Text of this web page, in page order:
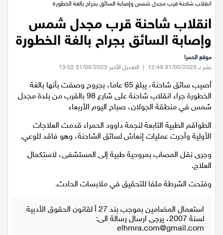
عيلبون
دير حنا
سخنين
عرابة
اخبار عالمية
رياضة
رياضة محلية
تقارير خاصة
الرئيسية / اخبار محلية
/
انقلاب شاحنة قرب مجدل شمس
وإصابة السائق بجراح بالغة الخطورة
موقع الحمرا
أصيب سائق شاحنة، يبلغ 65 عاما، بجروح وصفت بأنها بالغة
الخطورة جراء انقلاب شاحنة على شارع 98 بالقرب من بلدة مجدل
الطواقم الطبية التابعة لنجمة داوود الحمراء قدمت العلاجات
وجرى نقل المصاب بمروحية طبية إلى المستشفى، لاستكمال
استعمال المضامين بموجب بند 27 أ لقانون الحقوق الأدبية
لسنة 2007، يرجى ارسال رسالة الى: